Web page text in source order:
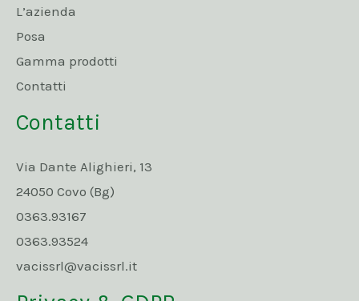
L’azienda
Posa
Gamma prodotti
Contatti
Contatti
Via Dante Alighieri, 13
24050 Covo (Bg)
0363.93167
0363.93524
vacissrl@vacissrl.it